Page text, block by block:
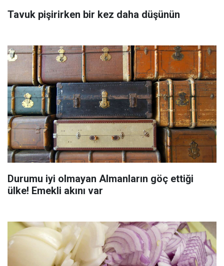
Tavuk pişirirken bir kez daha düşünün
Durumu iyi olmayan Almanların göç ettiği
ülke! Emekli akını var